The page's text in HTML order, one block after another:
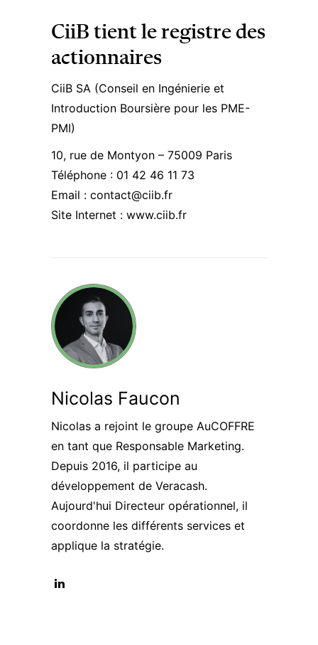
CiiB tient le registre des
actionnaires
CiiB SA (Conseil en Ingénierie et
Introduction Boursière pour les PME-
PMI)
10, rue de Montyon – 75009 Paris
Téléphone : 01 42 46 11 73
Email : contact@ciib.fr
Site Internet : www.ciib.fr
Nicolas Faucon
Nicolas a rejoint le groupe AuCOFFRE
en tant que Responsable Marketing.
Depuis 2016, il participe au
développement de Veracash.
Aujourd'hui Directeur opérationnel, il
coordonne les différents services et
applique la stratégie.